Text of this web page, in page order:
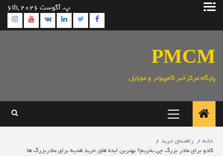
پرش
پ. آگوست 6th, 2026
Facebook
Twitter
Linkedin
VK
PMCM
پایگاه مرکزخبر کامپیوتر و موبایل
اصلی
خانه
راهنمای خرید
کادو برای مادر بزرگ چی بخریم؟ بهترین ایده های خرید هدیه برای مادربزرگ ها